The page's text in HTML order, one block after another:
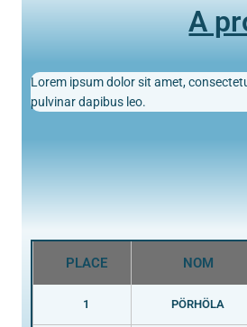
A
Lorem ipsum dolor sit amet,
pulvinar dapibus leo.
PLACE NOM
1 PÖRHÖLA